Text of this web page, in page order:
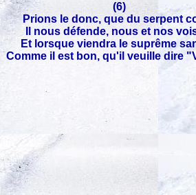
(6)
Prions le donc, que du serpent
Il nous défende, nous et nos
Et lorsque viendra le suprême
Comme il est bon, qu'il veuille dire